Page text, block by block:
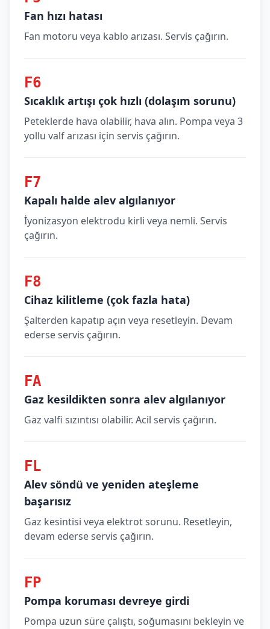
Fan hızı hatası
Fan motoru veya kablo arızası. Servis çağırın.
F6
Sıcaklık artışı çok hızlı (dolaşım sorunu)
Peteklerde hava olabilir, hava alın. Pompa veya 3
yollu valf arızası için servis çağırın.
F7
Kapalı halde alev algılanıyor
İyonizasyon elektrodu kirli veya nemli. Servis
çağırın.
F8
Cihaz kilitleme (çok fazla hata)
Şalterden kapatıp açın veya resetleyin. Devam
ederse servis çağırın.
FA
Gaz kesildikten sonra alev algılanıyor
Gaz valfi sızıntısı olabilir. Acil servis çağırın.
FL
Alev söndü ve yeniden ateşleme
başarısız
Gaz kesintisi veya elektrot sorunu. Resetleyin,
devam ederse servis çağırın.
FP
Pompa koruması devreye girdi
Pompa uzun süre çalıştı, soğumasını bekleyin ve